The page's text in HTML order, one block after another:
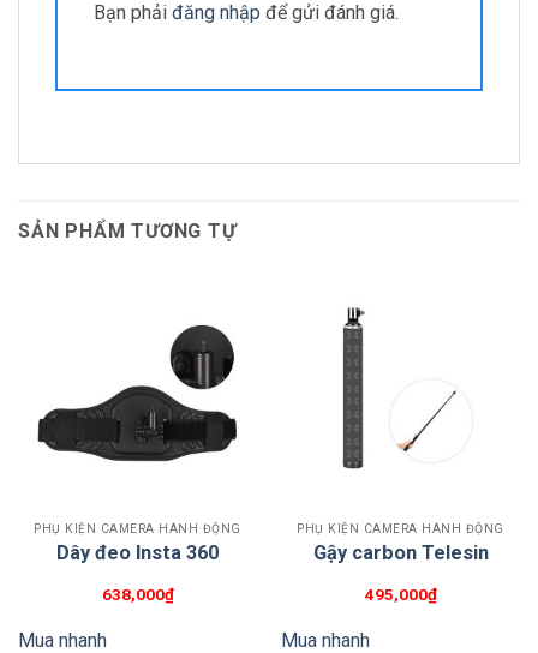
Bạn phải đăng nhập để gửi đánh giá.
SẢN PHẨM TƯƠNG TỰ
PHỤ KIỆN CAMERA HÀNH ĐỘNG
Dây đeo Insta 360
638,000₫
Mua nhanh
PHỤ KIỆN CAMERA HÀNH ĐỘNG
Gậy carbon Telesin
495,000₫
Mua nhanh